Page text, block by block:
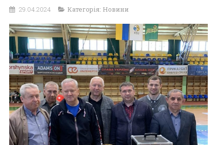
29.04.2024 Категорія: Новини